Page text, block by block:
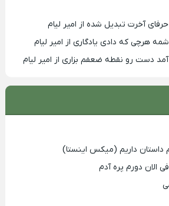
آخرت تبدیل شده از امیر لیام
هرچی که دادی یادگاری از امیر لیام
دست رو نقطه ضعفم بزاری از امیر لیام
داریم (میکس اینستا)
الان دورم پره آدم